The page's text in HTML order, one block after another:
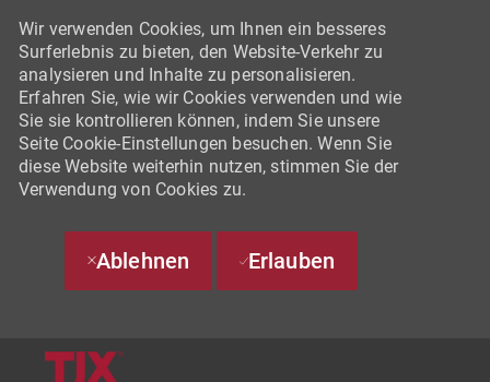
Wir verwenden Cookies, um Ihnen ein besseres
Surferlebnis zu bieten, den Website-Verkehr zu
analysieren und Inhalte zu personalisieren.
Erfahren Sie, wie wir Cookies verwenden und wie
Sie sie kontrollieren können, indem Sie unsere
Seite Cookie-Einstellungen besuchen. Wenn Sie
diese Website weiterhin nutzen, stimmen Sie der
Verwendung von Cookies zu.
Ablehnen Erlauben